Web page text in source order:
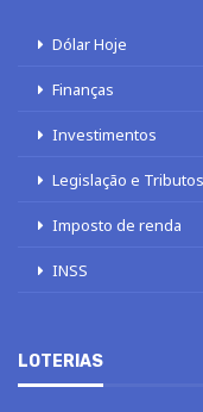
Dólar Hoje
Finanças
Investimentos
Legislação e Tributos
Imposto de renda
INSS
LOTERIAS